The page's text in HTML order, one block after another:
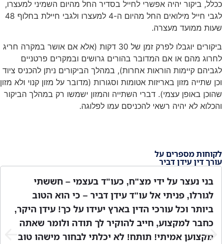
ככלל, ביקור יהיה אפשרי לחייל בסדיר החל מהיום השמיני למעצרו,
לגבי חייל מילואים החל מהיום ה-4 למעצרו ולגבי חיילת בחלוף 48
שעות ממועד מעצרה.
ביקורים יוגבלו לפרק זמן של 30 דקות (אלא אם אושר במקרה חריג
לחרוג מהם או אם המדובר בהורים גרושים ובמקרים פרטניים
לגביהם קיימות הוראות אחרות), במהלך הביקורים ניתן להכניס ציוד
וכן שתייה מזון באריזות אטומות וסגורות (מדובר על מזון קנוי ולא מזון
שהוכן באופן עצמי). דברי השתייה והמזון ישמשו רק במהלך הביקור
והכלוא לא יהיה רשאי להכניסם עמו לפלוגה.
לקוחות מספרים על
עורך דין עידן דביר
בני נעצר על ידי מצ"ח, כעו"ד בעצמי – חששתי
לגורלו, פניתי אל עו"ד עידן דביר – כי הוא הטוב
ביותר וכל עורכי הדין בארץ יעידו על כך! עידן היקר,
כחבר למקצוע, חייב להוקיר לך תודה ולומר שאתה
מקצוען אמיתי! תותח! לא יכלתי לבחור מישהו טוב